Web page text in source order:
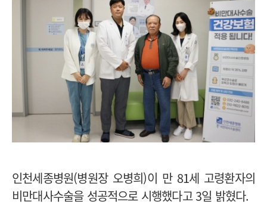
인천세종병원(병원장 오병희)이 만 81세 고령환자의
비만대사수술을 성공적으로 시행했다고 3일 밝혔다.